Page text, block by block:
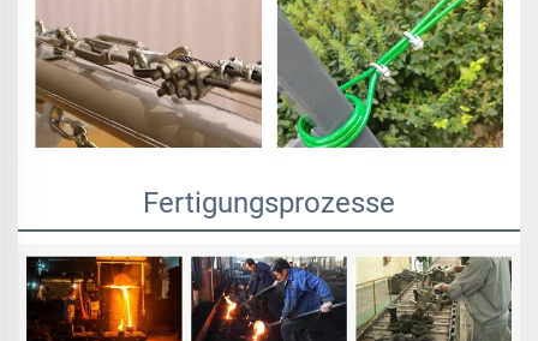
Fertigungsprozesse